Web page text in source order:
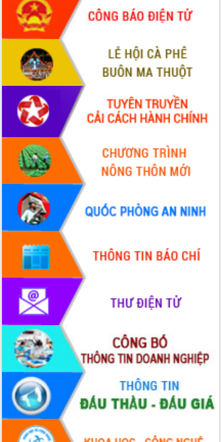
món ăn từ sầu riêng
Đắk Lắk công bố Quy hoạch và xúc
tiến đầu tư tỉnh
Ngành cá ngừ Đắk Lắk chủ động thích
ứng để giữ vững thị trường xuất khẩu
Diễn đàn Kinh tế tư nhân Việt Nam đột
phá cơ chế - Hợp tác công tư
Đề án 06 tạo bước ngoặt đột phá trong
cải cách hành chính tỉnh Đắk Lắk
Kết nối tour, đẩy mạnh chuyển đổi số
để phát triển du lịch Đắk Lắk
Khởi động Dự án Đầu tư xây dựng hạ
tầng kỹ thuật Cụm công nghiệp Tân
Gặp mặt các cơ quan báo chí nhân Kỷ
niệm 101 năm Ngày Báo chí Cách
mạng Việt Nam
Đắk Lắk sơ kết 4 năm triển khai thực
hiện Đề án 06 của Chính phủ
Họp báo thông tin về Hội nghị Công bố
Quy hoạch và Xúc tiến đầu tư tỉnh Đắk
Lắk
Khơi thông điểm nghẽn, đẩy nhanh
giải ngân vốn khắc phục thiên tai
HĐND tỉnh thông qua điều chỉnh Quy
hoạch tỉnh thời kỳ 2021-2030
Hội thảo góp ý hồ sơ điều chỉnh quy
hoạch tỉnh Đắk Lắk thời kỳ 2021-2030,
tầm nhìn đến năm 2050
Nâng cao hiệu quả hoạt động của các
doanh nghiệp nhà nước
Hội nghị triển khai kết nối mạng
truyền số liệu chuyên dùng phục vụ cơ
quan Đảng, Nhà nước
Lễ phát động chuỗi hoạt động chung
tay làm sạch môi trường
Xã Ea Kar bước chuyển mình trong
công tác cải cách hành chính mô hình
mới
UBND tỉnh họp báo định kỳ tháng 4
năm 2026